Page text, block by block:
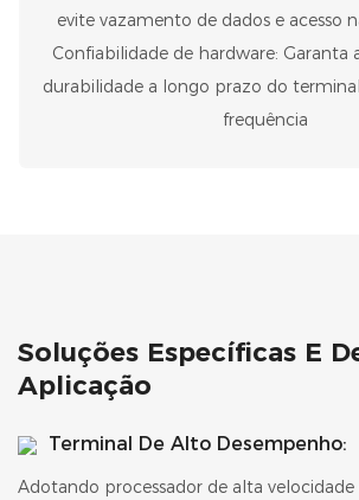
evite vazamento de dados e acesso
Confiabilidade de hardware: Garanta
durabilidade a longo prazo do
frequência
Soluções Específicas E
Aplicação
Terminal De Alto Desempenho:
Adotando processador de alta